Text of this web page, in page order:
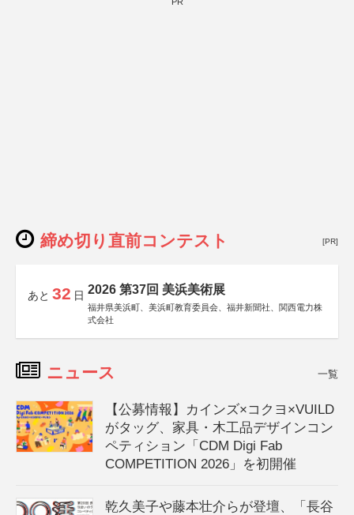
締め切り直前コンテスト [PR]
あと 32 日 2026 第37回 美浜美術展
福井県美浜町、美浜町教育委員会、福井新聞社、関西電力株
式会社
ニュース 一覧
【公募情報】カインズ×コクヨ×VUILD
がタッグ、家具・木工品デザインコン
ペティション「CDM Digi Fab
COMPETITION 2026」を初開催
乾久美子や藤本壮介らが登壇、「長谷